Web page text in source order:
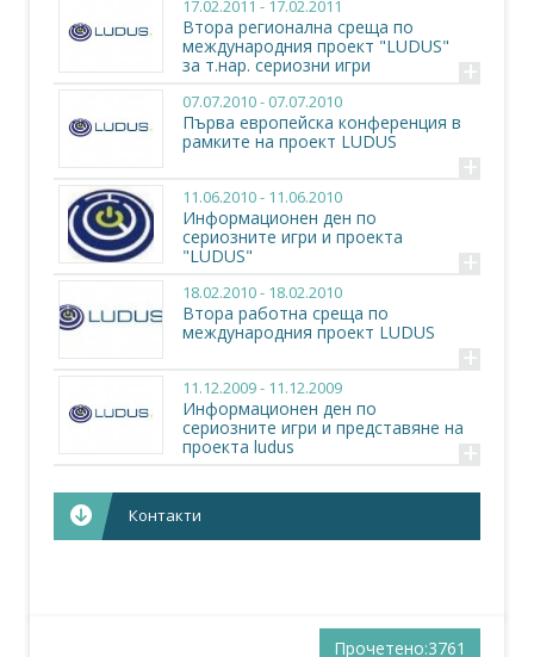
17.02.2011 - 17.02.2011
Втора регионална среща по
международния проект "LUDUS"
за т.нар. сериозни игри
+
07.07.2010 - 07.07.2010
Първа европейска конференция в
рамките на проект LUDUS
+
11.06.2010 - 11.06.2010
Информационен ден по
сериозните игри и проекта
"LUDUS"
+
18.02.2010 - 18.02.2010
Втора работна среща по
международния проект LUDUS
+
11.12.2009 - 11.12.2009
Информационен ден по
сериозните игри и представяне на
проекта ludus
+
Контакти
+3592 932 09 22, +3592 987 09 91
Прочетено:3761